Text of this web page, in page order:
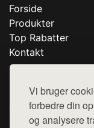
Vi bruger
forbedre din
og analysere
Forside
Produkter
Top Rabatter
Kontakt